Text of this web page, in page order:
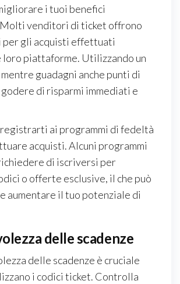
i tuoi benefici
venditori di ticket offrono
per gli acquisti effettuati
piattaforme. Utilizzando un
guadagni anche punti di
di risparmi immediati e
ai programmi di fedeltà
acquisti. Alcuni programmi
di iscriversi per
o offerte esclusive, il che può
aumentare il tuo potenziale di
delle scadenze
delle scadenze è cruciale
i codici ticket. Controlla